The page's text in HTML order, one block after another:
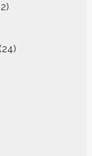
producten
24
producten